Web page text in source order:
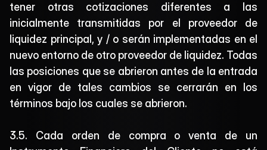
tener otras cotizaciones diferentes a las
inicialmente transmitidas por el proveedor de
liquidez principal, y / o serán implementadas en el
nuevo entorno de otro proveedor de liquidez. Todas
las posiciones que se abrieron antes de la entrada
en vigor de tales cambios se cerrarán en los
términos bajo los cuales se abrieron.
3.5. Cada orden de compra o venta de un